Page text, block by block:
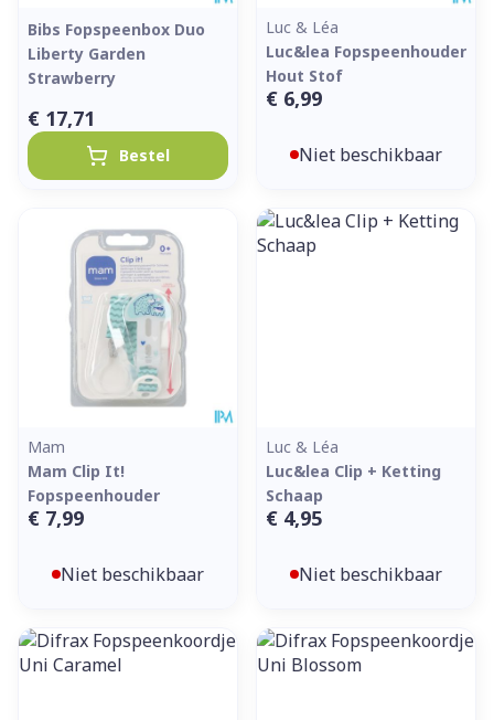
Bibs Fopspeenbox Duo
Liberty Garden
Strawberry
€ 17,71
Bestel
Luc & Léa
Luc&lea Fopspeenhouder
Hout Stof
€ 6,99
Niet beschikbaar
Mam
Mam Clip It!
Fopspeenhouder
€ 7,99
Niet beschikbaar
Luc & Léa
Luc&lea Clip + Ketting
Schaap
€ 4,95
Niet beschikbaar